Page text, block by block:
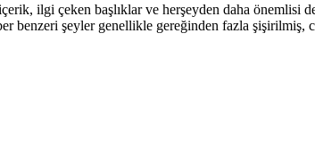
ilgi çeken başlıklar ve herşeyden daha önemlisi
benzeri şeyler genellikle gereğinden fazla